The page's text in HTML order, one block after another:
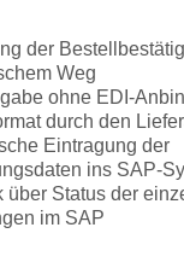
der
Weg
ohne EDI-
durch den
Eintragung der
ins SAP-
über Status der
im SAP